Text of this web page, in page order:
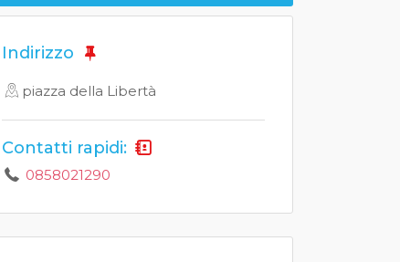
Indirizzo
piazza della Libertà
Contatti rapidi:
0858021290